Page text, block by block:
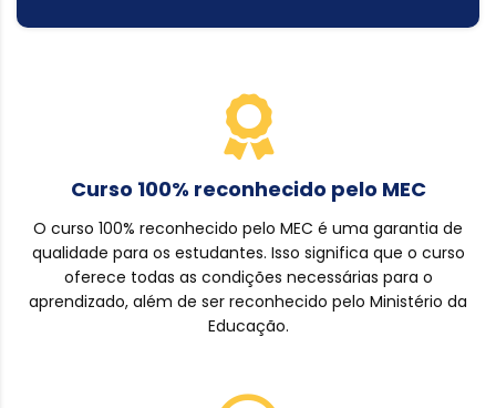
Curso 100% reconhecido pelo MEC
O curso 100% reconhecido pelo MEC é uma garantia de
qualidade para os estudantes. Isso significa que o curso
oferece todas as condições necessárias para o
aprendizado, além de ser reconhecido pelo Ministério da
Educação.